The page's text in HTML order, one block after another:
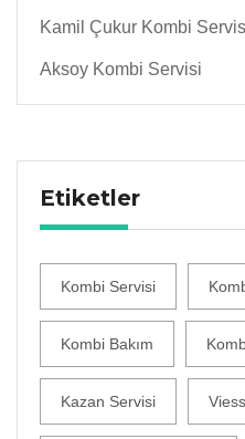
Kamil Çukur Kombi
Aksoy Kombi Servisi
Etiketler
Kombi Servisi
Kombi Bakım
Kazan Servisi